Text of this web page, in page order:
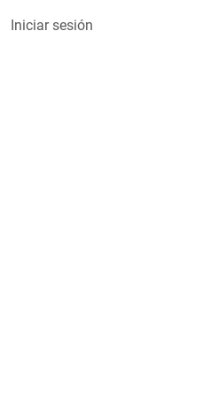
Iniciar sesión